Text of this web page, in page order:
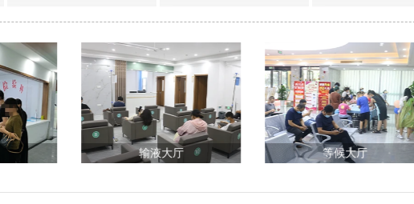
输液大厅 等候大厅